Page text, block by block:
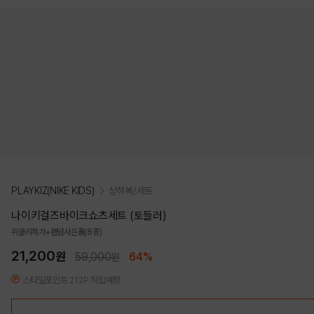
PLAYKIZ(NIKE KIDS) 상하복/세트
나이키걸즈바이크쇼츠세트 (토들러)
위클리특가+랜덤사은품(8종)
21,200원 59,000원 64%
스타일포인트 212P 적립예정